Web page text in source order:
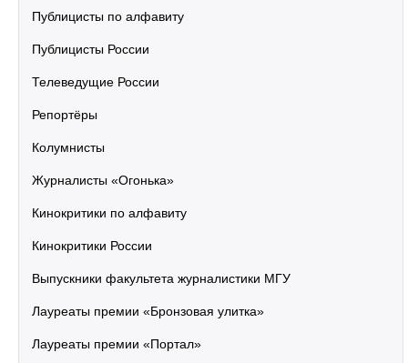
Публицисты по алфавиту
Публицисты России
Телеведущие России
Репортёры
Колумнисты
Журналисты «Огонька»
Кинокритики по алфавиту
Кинокритики России
Выпускники факультета журналистики МГУ
Лауреаты премии «Бронзовая улитка»
Лауреаты премии «Портал»